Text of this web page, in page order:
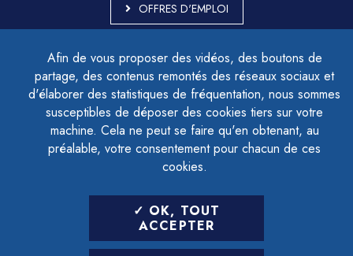
Afin de vous proposer des vidéos, des boutons de
partage, des contenus remontés des réseaux sociaux et
d'élaborer des statistiques de fréquentation, nous sommes
susceptibles de déposer des cookies tiers sur votre
machine. Cela ne peut se faire qu'en obtenant, au
préalable, votre consentement pour chacun de ces
cookies.
OK, TOUT
ACCEPTER
OFFRES D'EMPLOI
ACCESSIBILITÉ - PARTIELLEMENT CONFORME
PLAN DU SITE
MENTIONS LÉGALES
CONTACTER LE DÉLÉGUÉ À LA PROTECTION DES DONNÉES
GESTION DES COOKIES
LETTRE D'INFORMATION
SAISIR VOTRE ADRESSE E-MAIL
POUR VOUS INSCRIRE :